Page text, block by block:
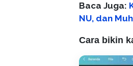
Baca Juga:
NU, dan
Cara bikin